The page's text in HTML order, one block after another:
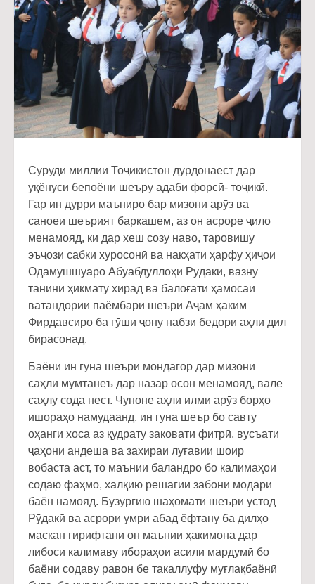
Суруди миллии Тоҷикистон дурдонаест дар
уқёнуси бепоёни шеъру адаби форсӣ- тоҷикӣ.
Гар ин дурри маъниро бар мизони арӯз ва
саноеи шеърият баркашем, аз он асроре ҷило
менамояд, ки дар хеш созу наво, таровишу
эъҷози сабки хуросонӣ ва накҳати ҳарфу ҳиҷои
Одамушшуаро Абуабдуллоҳи Рӯдакӣ, вазну
танини ҳикмату хирад ва балоғати ҳамосаи
ватандории паёмбари шеъри Аҷам ҳаким
Фирдавсиро ба гӯши ҷону набзи бедори аҳли дил
бирасонад.
Баёни ин гуна шеъри мондагор дар мизони
саҳли мумтанеъ дар назар осон менамояд, вале
саҳлу сода нест. Чуноне аҳли илми арӯз борҳо
ишораҳо намудаанд, ин гуна шеър бо савту
оҳанги хоса аз қудрату заковати фитрӣ, вусъати
ҷаҳони андеша ва захираи луғавии шоир
вобаста аст, то маънии баландро бо калимаҳои
содаю фаҳмо, халқию решагии забони модарӣ
баён намояд. Бузургию шаҳомати шеъри устод
Рӯдакӣ ва асрори умри абад ёфтану ба дилҳо
маскан гирифтани он маънии ҳакимона дар
либоси калимаву ибораҳои асили мардумӣ бо
баёни содаву равон бе такаллуфу муғлақбаёнӣ